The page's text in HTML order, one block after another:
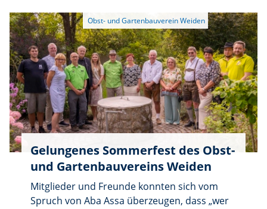
zweit oder zu dritt kommt, kann mit anderen
Quizfreunden zu einem neuen Team
zusammengestellt werden. Das Quiz wird
überwiegend von einer Damenriege
moderiert und auf Großleinwand übertragen.
Das beste Team erhält einen kleinen Preis, im
Mittelpunkt steht aber der gemeinsame
Rätselspaß.
Gelungenes Sommerfest des Obst-
und Gartenbauvereins Weiden
Mitglieder und Freunde konnten sich vom
Spruch von Aba Assa überzeugen, dass „wer